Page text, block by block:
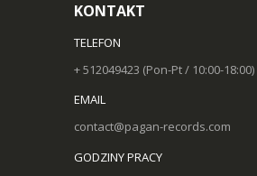
KONTAKT
TELEFON
+ 512049423 (Pon-Pt / 10:00-18:00)
EMAIL
contact@pagan-records.com
GODZINY PRACY